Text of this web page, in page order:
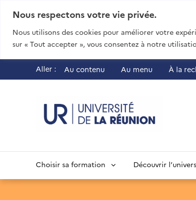
Nous respectons votre vie privée.
Nous utilisons des cookies pour améliorer votre
sur « Tout accepter », vous consentez à notre
Aller : Au contenu Au menu À la
Choisir sa formation Découvrir